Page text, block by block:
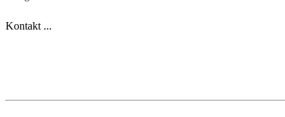
Kontakt ...